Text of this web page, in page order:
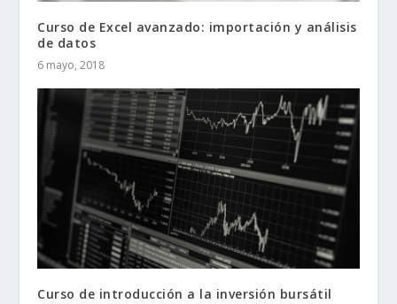
Curso de Excel avanzado: importación y análisis
de datos
6 mayo, 2018
Curso de introducción a la inversión bursátil